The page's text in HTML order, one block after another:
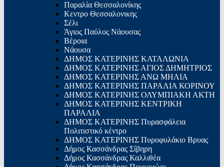
Παραλία Θεσσαλονίκης
Κεντρο Θεσσαλονικης
Σέλι
Άγιος Παύλος Νάουσας
Βέροια
Νάουσα
ΔΗΜΟΣ ΚΑΤΕΡΙΝΗΣ ΚΑΤΑΛΩΝΙΑ
ΔΗΜΟΣ ΚΑΤΕΡΙΝΗΣ ΑΓΙΟΣ ΔΗΜΗΤΡΙΟΣ
ΔΗΜΟΣ ΚΑΤΕΡΙΝΗΣ ΑΝΩ ΜΗΛΙΑ
ΔΗΜΟΣ ΚΑΤΕΡΙΝΗΣ ΠΑΡΑΛΙΑ ΚΟΡΙΝΟΥ
ΔΗΜΟΣ ΚΑΤΕΡΙΝΗΣ ΟΛΥΜΠΙΑΚΗ ΑΚΤΗ
ΔΗΜΟΣ ΚΑΤΕΡΙΝΗΣ ΚΕΝΤΡΙΚΗ
ΠΑΡΑΛΙΑ
ΔΗΜΟΣ ΚΑΤΕΡΙΝΗΣ Πυρασφάλεια
Πολιτιστικό κέντρο
ΔΗΜΟΣ ΚΑΤΕΡΙΝΗΣ Πυροφυλάκιο Βρυας
Δήμος Κασσάνδρας Σίβηρη
Δήμος Κασσάνδρας Καλλιθέα